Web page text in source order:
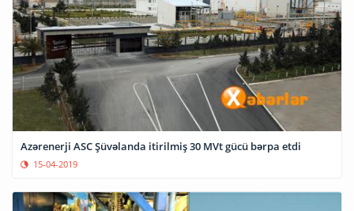
Azərenerji ASC Şüvəlanda itirilmiş 30 MVt gücü bərpa etdi
15-04-2019